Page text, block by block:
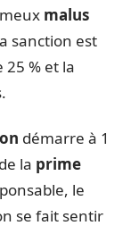
malus
sanction est
% et la
démarre à 1
la prime
le
se fait sentir